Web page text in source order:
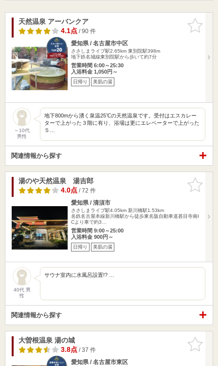
お気に入
りに追加
天然温泉 アーバンクア
4.1点/ 90 件
愛知県 / 名古屋市中区
ささしまライブ駅2.65km 東別院駅398m
地下鉄名城線東別院駅から歩いて約7分
営業時間 6:00～25:30
入浴料金 1,050円～
日帰り 美肌の湯
～10代
男性
地下800mから湧く泉温25℃の天然温泉です。受付はエスカレー
ターで上がった３階に有り、浴場は更にエレベーターで上がった
５…
関連情報から探す
お気に入
りに追加
湯のや天然温泉 湯吉郎
4.0点/ 72 件
愛知県 / 清須市
ささしまライブ駅4.05km 新川橋駅1.53km
名鉄名古屋本線新川橋駅から徒歩東名阪自動車道甚目寺南I
Cより車で約3…
営業時間 9:00～25:00
入浴料金 900円～
日帰り 美肌の湯
40代 男
性
サウナ室内に水風呂設置!? …
関連情報から探す
お気に入
りに追加
大曽根温泉 湯の城
3.8点/ 37 件
愛知県 / 名古屋市東区